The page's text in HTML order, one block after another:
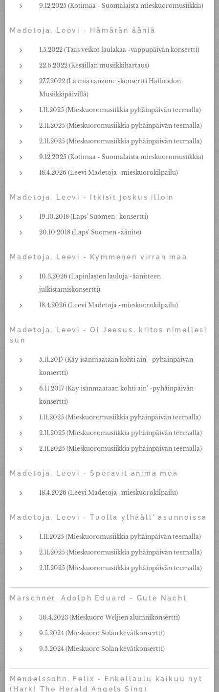
9.12.2025 (Kotimaa - Suomalaista mieskuoromusiikkia)
Madetoja, Leevi - Hämärän ääniä
1.5.2022 (Taas veikot laulakaa -vappupäivän konsertti)
22.6.2022 (Kesäillan musiikkihartaus)
27.7.2022 (La mia canzone -konsertti Hailuodon
Musiikkipäivillä)
1.11.2025 (Mieskuoromusiikkia pyhäinpäivän teemalla)
2.11.2025 (Mieskuoromusiikkia pyhäinpäivän teemalla)
2.11.2025 (Mieskuoromusiikkia pyhäinpäivän teemalla)
9.12.2025 (Kotimaa - Suomalaista mieskuoromusiikkia)
18.4.2026 (Leevi Madetoja -mieskuorokilpailu)
Madetoja, Leevi - Itkisit joskus illoin
19.10.2018 (Laps' Suomen -konsertti)
20.10.2018 (Laps' Suomen -äänite)
Madetoja, Leevi - Kymmenen virran maa
10.3.2026 (Lapinlasten lauluja -äänitteen
julkistamiskonsertti)
18.4.2026 (Leevi Madetoja -mieskuorokilpailu)
Madetoja, Leevi - Oi Jeesus, kiitos nimellesi
sun
5.11.2017 (Käy isänmaataan kohti ain' -pyhäinpäivän
konsertti)
6.11.2017 (Käy isänmaataan kohti ain' -pyhäinpäivän
konsertti)
1.11.2025 (Mieskuoromusiikkia pyhäinpäivän teemalla)
2.11.2025 (Mieskuoromusiikkia pyhäinpäivän teemalla)
2.11.2025 (Mieskuoromusiikkia pyhäinpäivän teemalla)
Madetoja, Leevi - Speravit anima mea
18.4.2026 (Leevi Madetoja -mieskuorokilpailu)
Madetoja, Leevi - Tuolla ylhääll' asunnoissa
1.11.2025 (Mieskuoromusiikkia pyhäinpäivän teemalla)
2.11.2025 (Mieskuoromusiikkia pyhäinpäivän teemalla)
2.11.2025 (Mieskuoromusiikkia pyhäinpäivän teemalla)
Marschner, Adolph Eduard - Gute Nacht
30.4.2023 (Mieskuoro Weljien alumnikonsertti)
9.5.2024 (Mieskuoro Solan kevätkonsertti)
9.5.2024 (Mieskuoro Solan kevätkonsertti)
Mendelssohn, Felix - Enkellaulu kaikuu nyt
(Hark! The Herald Angels Sing)